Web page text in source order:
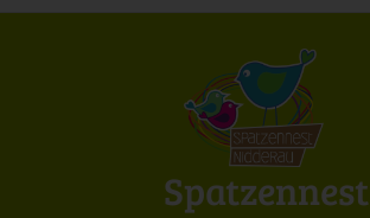
Spatzennest